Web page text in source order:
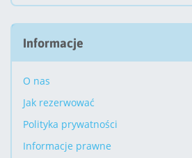
Informacje
O nas
Jak rezerwować
Polityka prywatności
Informacje prawne